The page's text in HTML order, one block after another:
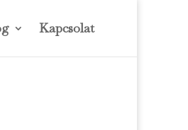
Kapcsolat